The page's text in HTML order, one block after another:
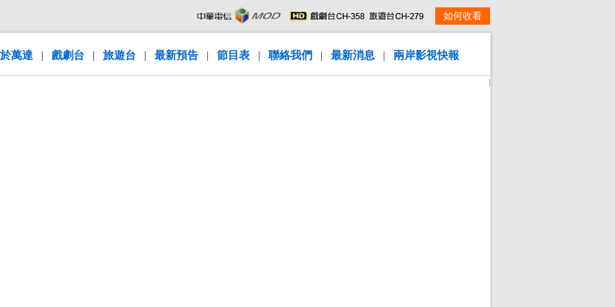
如何收看
萬達 | 戲劇台 | 旅遊台 | 最新預告 | 節目表 | 聯絡我們 | 最新消息 | 兩岸影視快報